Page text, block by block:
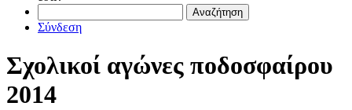
Αναζήτηση
Σύνδεση
Σχολικοί αγώνες ποδοσφαίρου
2014